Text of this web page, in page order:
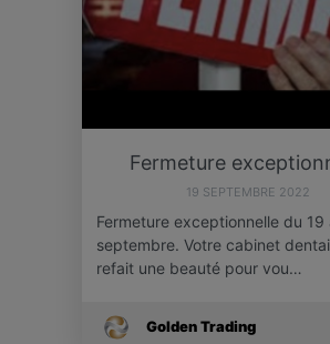
Fermeture
19 SEPTEMBRE 2022
Fermeture exceptionnelle du 19
septembre. Votre cabinet
refait une beauté pour vou…
Golden Trading